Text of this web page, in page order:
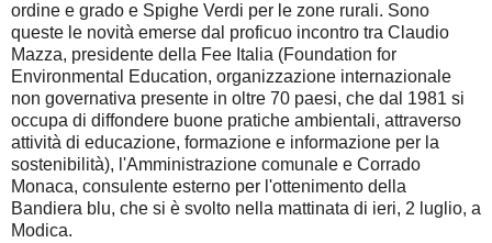
ordine e grado e Spighe Verdi per le zone rurali. Sono
queste le novità emerse dal proficuo incontro tra Claudio
Mazza, presidente della Fee Italia (Foundation for
Environmental Education, organizzazione internazionale
non governativa presente in oltre 70 paesi, che dal 1981 si
occupa di diffondere buone pratiche ambientali, attraverso
attività di educazione, formazione e informazione per la
sostenibilità), l'Amministrazione comunale e Corrado
Monaca, consulente esterno per l'ottenimento della
Bandiera blu, che si è svolto nella mattinata di ieri, 2 luglio, a
Modica.